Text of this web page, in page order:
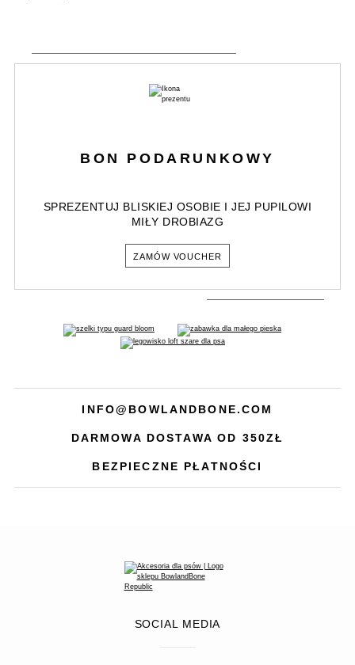
BON PODARUNKOWY
SPREZENTUJ BLISKIEJ OSOBIE I JEJ PUPILOWI
MIŁY DROBIAZG
ZAMÓW VOUCHER
INFO@BOWLANDBONE.COM
DARMOWA DOSTAWA OD 350ZŁ
BEZPIECZNE PŁATNOŚCI
SOCIAL MEDIA